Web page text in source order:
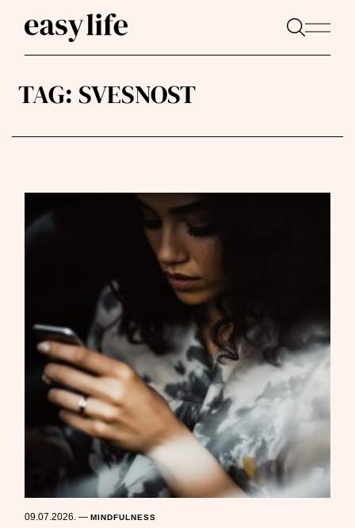
TAG: SVESNOST
09.07.2026.—MINDFULNESS